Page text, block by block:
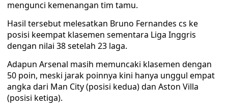
mengunci kemenangan tim tamu.
Hasil tersebut melesatkan Bruno Fernandes cs ke
posisi keempat klasemen sementara Liga Inggris
dengan nilai 38 setelah 23 laga.
Adapun Arsenal masih memuncaki klasemen dengan
50 poin, meski jarak poinnya kini hanya unggul empat
angka dari Man City (posisi kedua) dan Aston Villa
(posisi ketiga).